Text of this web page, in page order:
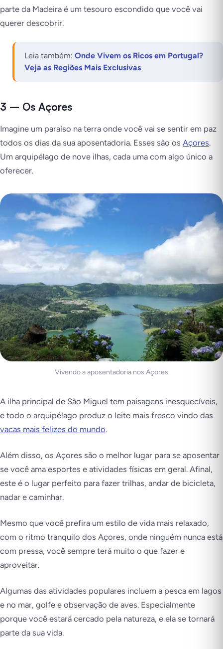
parte da Madeira é um tesouro escondido que você vai
querer descobrir.
Leia também: Onde Vivem os Ricos em Portugal?
Veja as Regiões Mais Exclusivas
3 – Os Açores
Imagine um paraíso na terra onde você vai se sentir em paz
todos os dias da sua aposentadoria. Esses são os Açores.
Um arquipélago de nove ilhas, cada uma com algo único a
oferecer.
Vivendo a aposentadoria nos Açores
A ilha principal de São Miguel tem paisagens inesquecíveis,
e todo o arquipélago produz o leite mais fresco vindo das
vacas mais felizes do mundo.
Além disso, os Açores são o melhor lugar para se aposentar
se você ama esportes e atividades físicas em geral. Afinal,
este é o lugar perfeito para fazer trilhas, andar de bicicleta,
nadar e caminhar.
Mesmo que você prefira um estilo de vida mais relaxado,
com o ritmo tranquilo dos Açores, onde ninguém nunca está
com pressa, você sempre terá muito o que fazer e
aproveitar.
Algumas das atividades populares incluem a pesca em lagos
e no mar, golfe e observação de aves. Especialmente
porque você estará cercado pela natureza, e ela se tornará
parte da sua vida.